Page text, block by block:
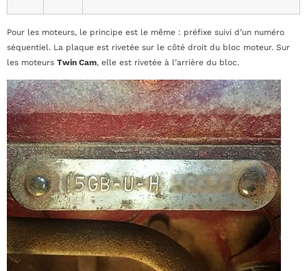
Pour les moteurs, le principe est le même : préfixe suivi d’un numéro
séquentiel. La plaque est rivetée sur le côté droit du bloc moteur. Sur
les moteurs Twin Cam, elle est rivetée à l’arrière du bloc.